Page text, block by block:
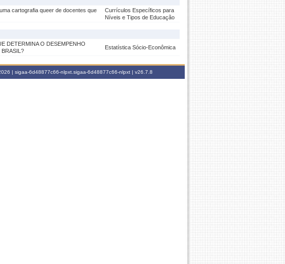
cartografia queer de docentes que
Currículos Específicos para
Níveis e Tipos de Educação
DETERMINA O DESEMPENHO
Estatística Sócio-Econômica
| sigaa-6d48877c66-nlpxt.sigaa-6d48877c66-nlpxt | v26.7.8